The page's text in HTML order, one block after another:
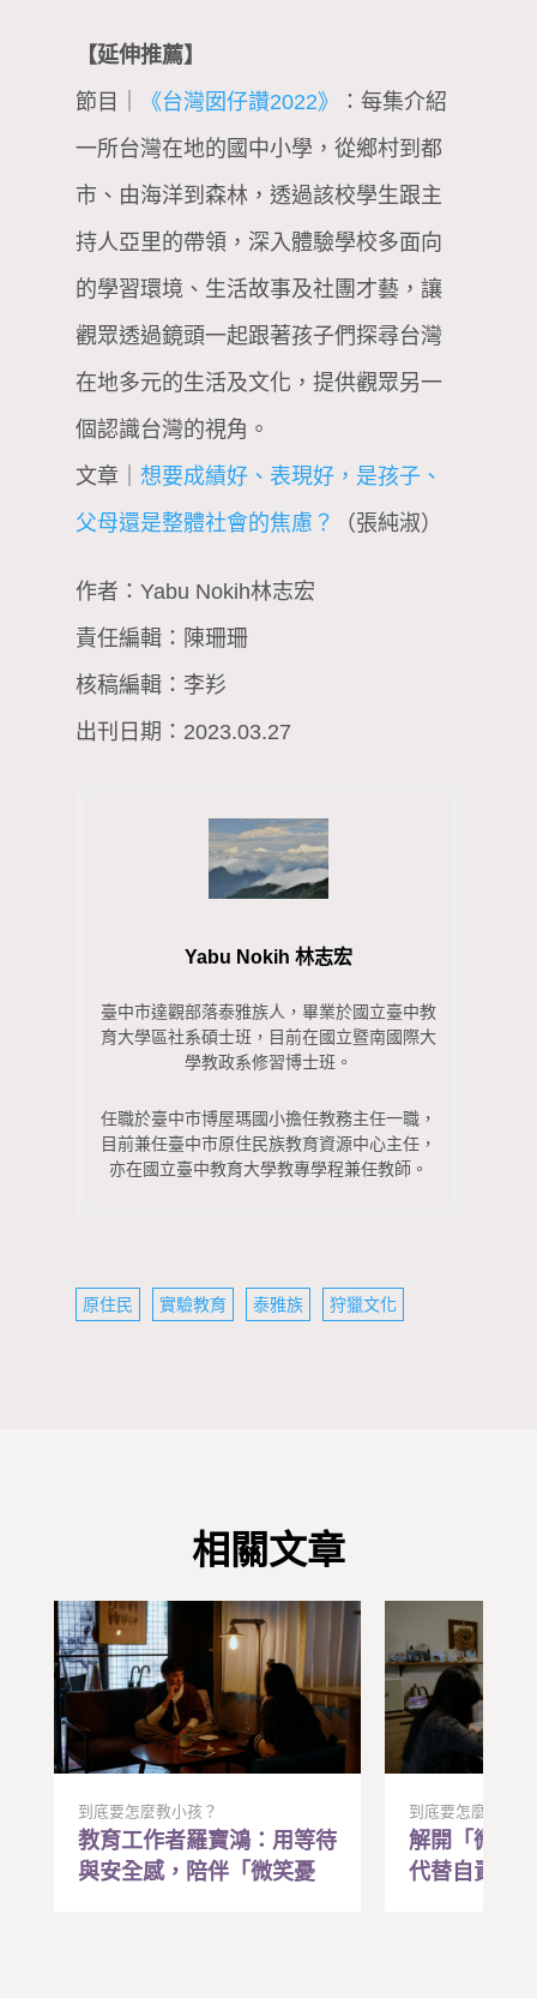
【延伸推薦】
節目｜
《台灣囡仔讚2022》
：每集介紹
一所台灣在地的國中小學，從鄉村到都
市、由海洋到森林，透過該校學生跟主
持人亞里的帶領，深入體驗學校多面向
的學習環境、生活故事及社團才藝，讓
觀眾透過鏡頭一起跟著孩子們探尋台灣
在地多元的生活及文化，提供觀眾另一
個認識台灣的視角。
文章｜ 想要成績好、表現好，是孩子、
父母還是整體社會的焦慮？
（張純淑）
作者：Yabu Nokih林志宏
責任編輯：陳珊珊
核稿編輯：李羏
出刊日期：2023.03.27
Yabu Nokih 林志宏
臺中市達觀部落泰雅族人， 畢業於國立臺中教
育大學區社系碩士班， 目前在國立暨南國際大
學教政系修習博士班。
任職於臺中市博屋瑪國小擔任教務主任一職，
目前兼任臺中市原住民族教育資源中心主任，
亦在國立臺中教育大學教專學程兼任教師。
原住民 實驗教育 泰雅族 狩獵文化
相關文章
到底要怎麼教小孩？
教育工作者羅寶鴻：用等待
與安全感，陪伴「微笑憂
到底要怎麼教小孩
解開「微笑
代替自責，